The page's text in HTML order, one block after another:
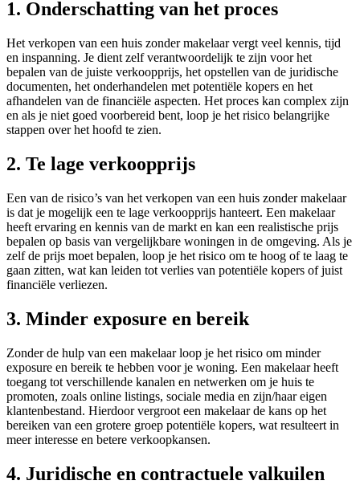
1. Onderschatting van het proces
Het verkopen van een huis zonder makelaar vergt veel kennis, tijd
en inspanning. Je dient zelf verantwoordelijk te zijn voor het
bepalen van de juiste verkoopprijs, het opstellen van de juridische
documenten, het onderhandelen met potentiële kopers en het
afhandelen van de financiële aspecten. Het proces kan complex zijn
en als je niet goed voorbereid bent, loop je het risico belangrijke
stappen over het hoofd te zien.
2. Te lage verkoopprijs
Een van de risico’s van het verkopen van een huis zonder makelaar
is dat je mogelijk een te lage verkoopprijs hanteert. Een makelaar
heeft ervaring en kennis van de markt en kan een realistische prijs
bepalen op basis van vergelijkbare woningen in de omgeving. Als je
zelf de prijs moet bepalen, loop je het risico om te hoog of te laag te
gaan zitten, wat kan leiden tot verlies van potentiële kopers of juist
financiële verliezen.
3. Minder exposure en bereik
Zonder de hulp van een makelaar loop je het risico om minder
exposure en bereik te hebben voor je woning. Een makelaar heeft
toegang tot verschillende kanalen en netwerken om je huis te
promoten, zoals online listings, sociale media en zijn/haar eigen
klantenbestand. Hierdoor vergroot een makelaar de kans op het
bereiken van een grotere groep potentiële kopers, wat resulteert in
meer interesse en betere verkoopkansen.
4. Juridische en contractuele valkuilen